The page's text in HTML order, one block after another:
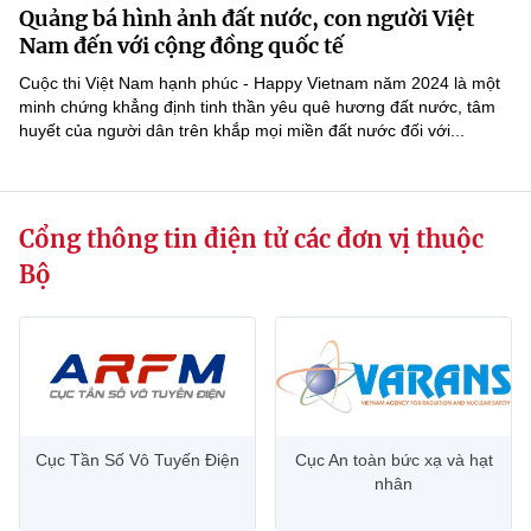
Sở Khoa học và Công nghệ
Chuyển đổi số
Bưu chính, Viễn thông
Năng lượng nguyên tử
Tin địa phương
Văn bản QPPL
Văn bản chỉ đạo điều hành
Lấy ý kiến người dân về dự thảo VBQPPL
MST IOFFICE
THỐNG KÊ
Khoa học và Công nghệ
Đổi mới sáng tạo
Chuyển đổi số
Sở hữu trí tuệ
Multimedia
Khác
Videos
Ảnh
Quảng bá hình ảnh đất nước, con người Việt
Nam đến với cộng đồng quốc tế
Cuộc thi Việt Nam hạnh phúc - Happy Vietnam năm 2024 là một
minh chứng khẳng định tinh thần yêu quê hương đất nước, tâm
huyết của người dân trên khắp mọi miền đất nước đối với...
Cổng thông tin điện tử các đơn vị thuộc
Bộ
Cục Tần Số Vô Tuyến Điện
Cục An toàn bức xạ và hạt
nhân